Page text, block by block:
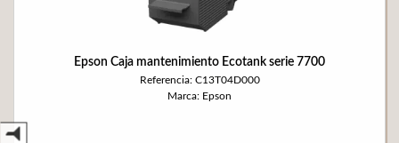
Epson Caja mantenimiento Ecotank serie 7700
Referencia: C13T04D000
Marca: Epson